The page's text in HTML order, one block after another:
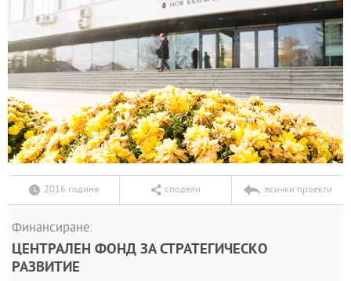
2016 година сподели всички проекти
Финансиране:
ЦЕНТРАЛЕН ФОНД ЗА СТРАТЕГИЧЕСКО
РАЗВИТИЕ